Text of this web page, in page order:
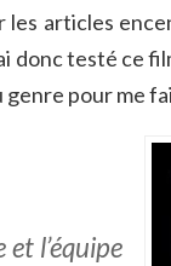
articles
donc testé ce
genre pour me
l’équipe